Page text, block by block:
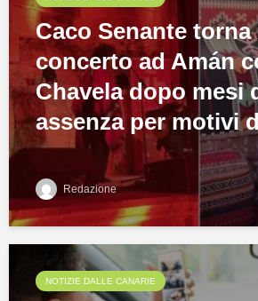
Caco Senante torna
concerto ad Amán
Chavela dopo mesi
assenza per motivi
Redazione
NOTIZIE DALLE CANARIE